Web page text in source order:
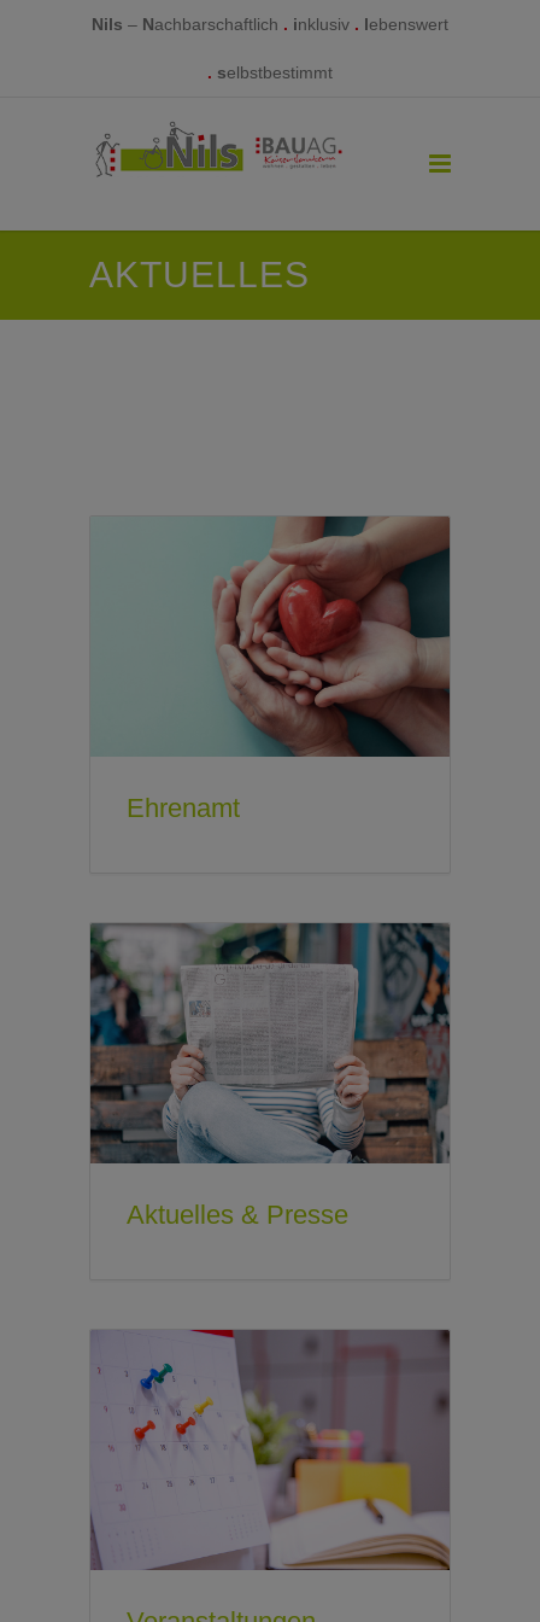
Nils – Nachbarschaftlich . inklusiv . lebenswert
. selbstbestimmt
AKTUELLES
Ehrenamt
Aktuelles & Presse